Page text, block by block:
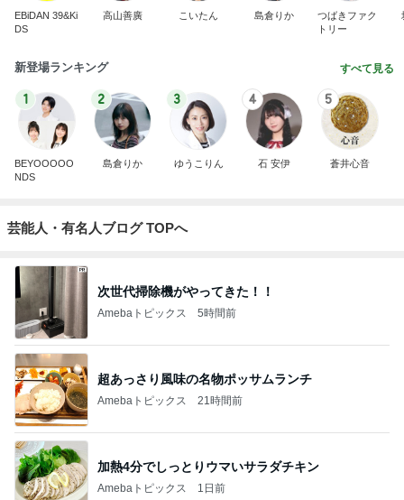
EBiDAN 39&Ki
DS
高山善廣 こいたん 島倉りか
つばきファク
トリー
新登場ランキング すべて見る
1
BEYOOOOO
NDS
2
島倉りか
3
ゆうこりん
4
石 安伊
5
蒼井心音
芸能人・有名人ブログ TOPへ
次世代掃除機がやってきた！！
Amebaトピックス 5時間前
超あっさり風味の名物ポッサムランチ
Amebaトピックス 21時間前
加熱4分でしっとりウマいサラダチキン
Amebaトピックス 1日前